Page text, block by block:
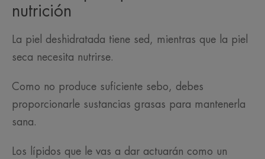
nutrición
La piel deshidratada tiene sed, mientras que la piel
seca necesita nutrirse.
Como no produce suficiente sebo, debes
proporcionarle sustancias grasas para mantenerla
sana.
Los lípidos que le vas a dar actuarán como un